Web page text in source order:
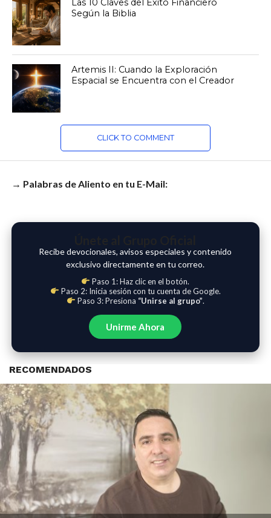
Las 10 Claves del Éxito Financiero
Según la Biblia
Artemis II: Cuando la Exploración
Espacial se Encuentra con el Creador
CLICK TO COMMENT
→ Palabras de Aliento en tu E-Mail:
Recibe devocionales, avisos especiales y contenido
exclusivo directamente en tu correo.
Paso 1: Haz clic en el botón.
Paso 2: Inicia sesión con tu cuenta de Google.
Paso 3: Presiona “Unirse al grupo”.
Unirme Ahora
RECOMENDADOS